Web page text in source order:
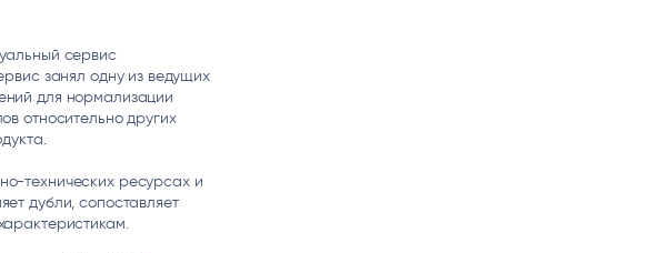
сервис
занял одну из ведущих
для нормализации
относительно других
технических ресурсах и
дубли, сопоставляет